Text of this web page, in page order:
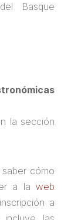
Basque
la sección
cómo
a laweb
a